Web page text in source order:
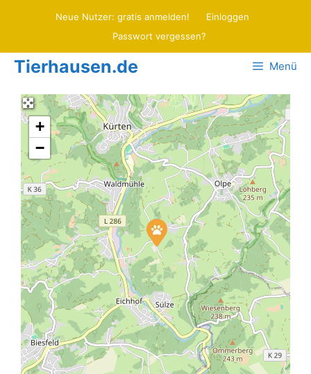
Neue Nutzer: gratis anmelden!
Einloggen
Passwort vergessen?
Tierhausen.de Menü
+
−